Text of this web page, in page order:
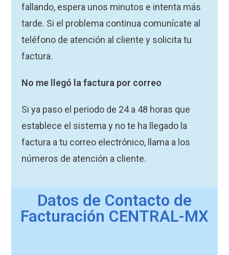
fallando, espera unos minutos e intenta más
tarde. Si el problema continua comunícate al
teléfono de atención al cliente y solicita tu
factura.
No me llegó la factura por correo
Si ya paso el periodo de 24 a 48 horas que
establece el sistema y no te ha llegado la
factura a tu correo electrónico, llama a los
números de atención a cliente.
Datos de Contacto de
Facturación CENTRAL-MX